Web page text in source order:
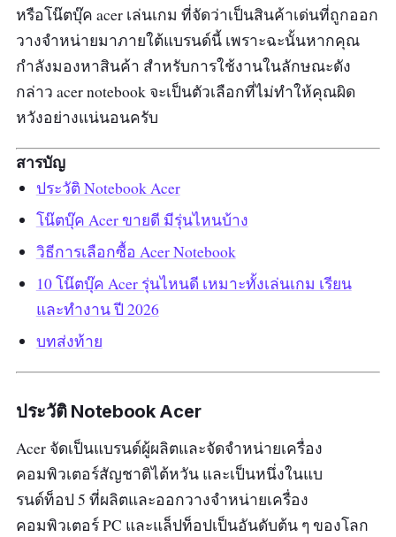
หรือโน๊ตบุ๊ค acer เล่นเกม ที่จัดว่าเป็นสินค้าเด่นที่ถูกออก
วางจำหน่ายมาภายใต้แบรนด์นี้ เพราะฉะนั้นหากคุณ
กำลังมองหาสินค้า สำหรับการใช้งานในลักษณะดัง
กล่าว acer notebook จะเป็นตัวเลือกที่ไม่ทำให้คุณผิด
หวังอย่างแน่นอนครับ
สารบัญ
ประวัติ Notebook Acer
โน๊ตบุ๊ค Acer ขายดี มีรุ่นไหนบ้าง
วิธีการเลือกซื้อ Acer Notebook
10 โน๊ตบุ๊ค Acer รุ่นไหนดี เหมาะทั้งเล่นเกม เรียน
และทำงาน ปี 2026
บทส่งท้าย
ประวัติ Notebook Acer
Acer จัดเป็นแบรนด์ผู้ผลิตและจัดจำหน่ายเครื่อง
คอมพิวเตอร์สัญชาติไต้หวัน และเป็นหนึ่งในแบ
รนด์ท็อป 5 ที่ผลิตและออกวางจำหน่ายเครื่อง
คอมพิวเตอร์ PC และแล็ปท็อปเป็นอันดับต้น ๆ ของโลก